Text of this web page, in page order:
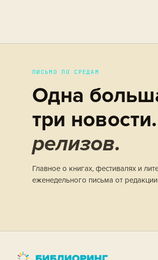
ПИСЬМО ПО СРЕДАМ
Одна
три новости.
релизов.
Главное о книгах, фестивалях и
еженедельного письма от